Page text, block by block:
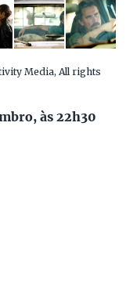
Media, All rights
às 22h30